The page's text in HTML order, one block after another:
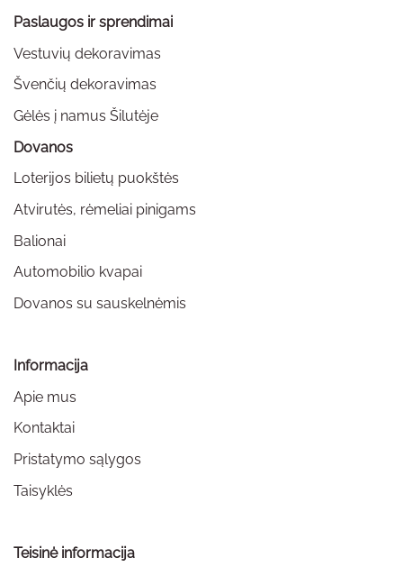
Paslaugos ir sprendimai
Vestuvių dekoravimas
Švenčių dekoravimas
Gėlės į namus Šilutėje
Dovanos
Loterijos bilietų puokštės
Atvirutės, rėmeliai pinigams
Balionai
Automobilio kvapai
Dovanos su sauskelnėmis
Informacija
Apie mus
Kontaktai
Pristatymo sąlygos
Taisyklės
Teisinė informacija